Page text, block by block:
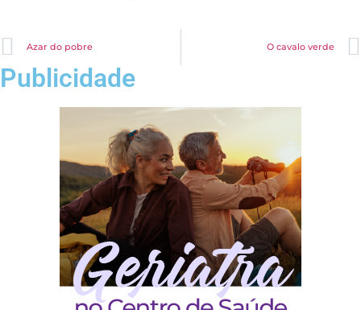
Azar do pobre O cavalo verde
Publicidade